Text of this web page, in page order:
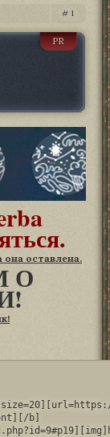
1
PR
она оставлена.
О
b]